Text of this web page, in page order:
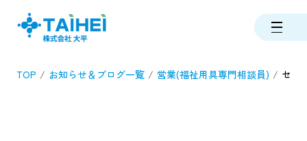
TOP お知らせ＆ブログ一覧 営業(福祉用具専門相談員) セニ